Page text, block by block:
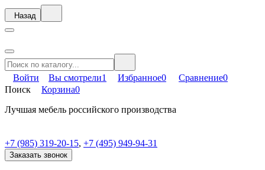
Назад
Войти Вы смотрели1 Избранное0 Сравнение0
Поиск
Корзина0
Лучшая мебель российского производства
+7 (985) 319-20-15, +7 (495) 949-94-31
Заказать звонок